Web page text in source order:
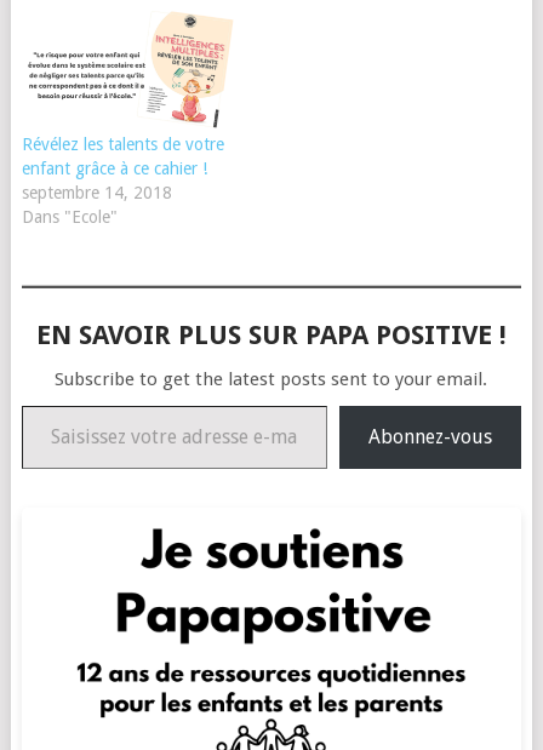
Révélez les talents de votre
enfant grâce à ce cahier !
septembre 14, 2018
Dans "Ecole"
EN SAVOIR PLUS SUR PAPA POSITIVE !
Subscribe to get the latest posts sent to your email.
Saisissez votre adresse e-mail…
Abonnez-vous